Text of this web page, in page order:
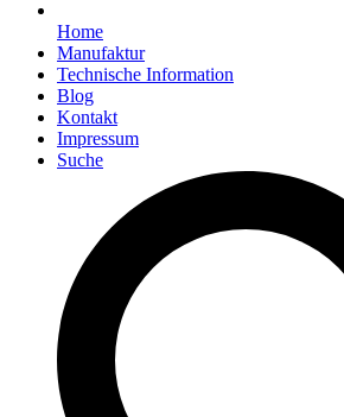
Home
Manufaktur
Technische Information
Blog
Kontakt
Impressum
Suche